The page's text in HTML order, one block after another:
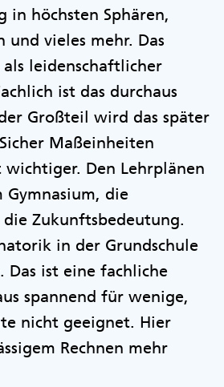
in höchsten Sphären,
und vieles mehr. Das
leidenschaftlicher
ist das durchaus
Großteil wird das später
Maßeinheiten
wichtiger. Den Lehrplänen
die
die Zukunftsbedeutung.
in der Grundschule
Das ist eine fachliche
spannend für wenige,
nicht geeignet. Hier
Rechnen mehr